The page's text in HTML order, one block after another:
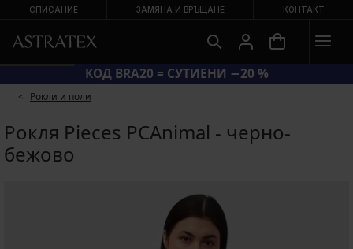
СПИСАНИЕ ЗАМЯНА И ВРЪЩАНЕ КОНТАКТ
КОД BRA20 = СУТИЕНИ −20 %
Рокли и поли
Рокля Pieces PCAnimal - черно-
бежово